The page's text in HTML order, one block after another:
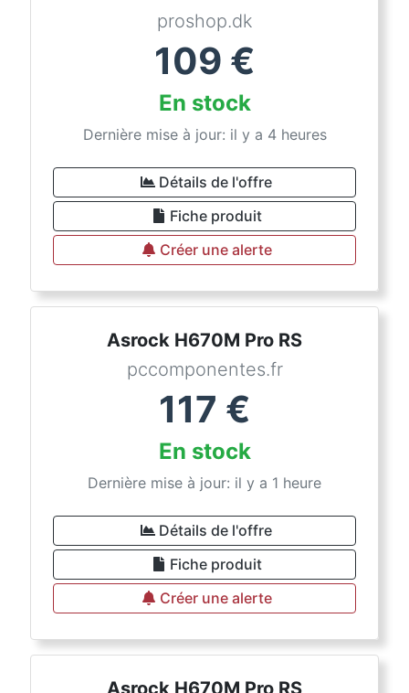
proshop.dk
109 €
En stock
Dernière mise à jour: il y a 4 heures
Détails de l'offre
Fiche produit
Créer une alerte
Asrock H670M Pro RS
pccomponentes.fr
117 €
En stock
Dernière mise à jour: il y a 1 heure
Détails de l'offre
Fiche produit
Créer une alerte
Asrock H670M Pro RS